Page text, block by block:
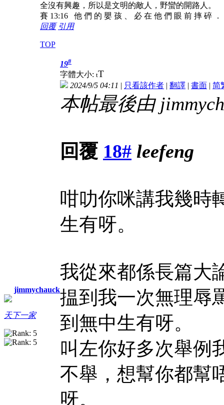
全沒有興趣，所以是文明的敵人，野蠻的開路人。
賽 13:16 他 們 的 嬰 孩 、 必 在 他 們 眼 前 摔 碎
回覆 引用
TOP
jimmychauck
天下一家
19#
字體大小: tT
2024/9/5 04:11 | 只看該作者 | 翻譯 | 書面 | 简
本帖最後由
回覆 18# leefeng
咁叻你咪講我幾時
生有呀。
我從來都係長篇大
揾到我一次無理辱
到無中生有呀。
叫左你好多次舉例
不舉，想幫你都幫
呀。